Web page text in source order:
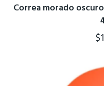
Correa morado
$